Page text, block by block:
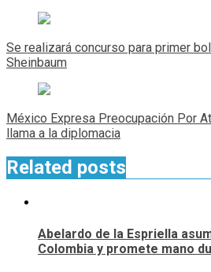
Navegación
de
entradas
Se realizará concurso para primer
Sheinbaum
México Expresa Preocupación Por
llama a la diplomacia
Related posts
Abelardo de la Espriella
Colombia y promete mano